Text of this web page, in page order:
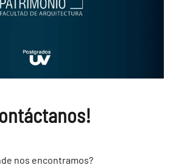
nos encontramos?